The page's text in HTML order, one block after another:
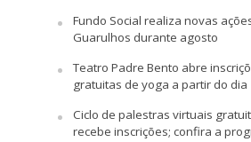
Fundo Social realiza novas
Guarulhos durante agosto
Teatro Padre Bento abre
gratuitas de yoga a partir do dia
Ciclo de palestras virtuais
recebe inscrições; confira a